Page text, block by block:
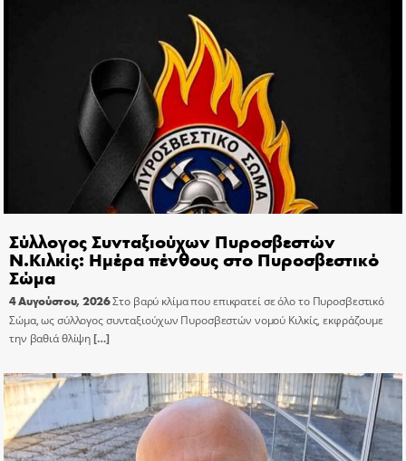
Σύλλογος Συνταξιούχων Πυροσβεστών
Ν.Κιλκίς: Ημέρα πένθους στο Πυροσβεστικό
Σώμα
4 Αυγούστου, 2026Στο βαρύ κλίμα που επικρατεί σε όλο το Πυροσβεστικό
Σώμα, ως σύλλογος συνταξιούχων Πυροσβεστών νομού Κιλκίς, εκφράζουμε
την βαθιά θλίψη[…]